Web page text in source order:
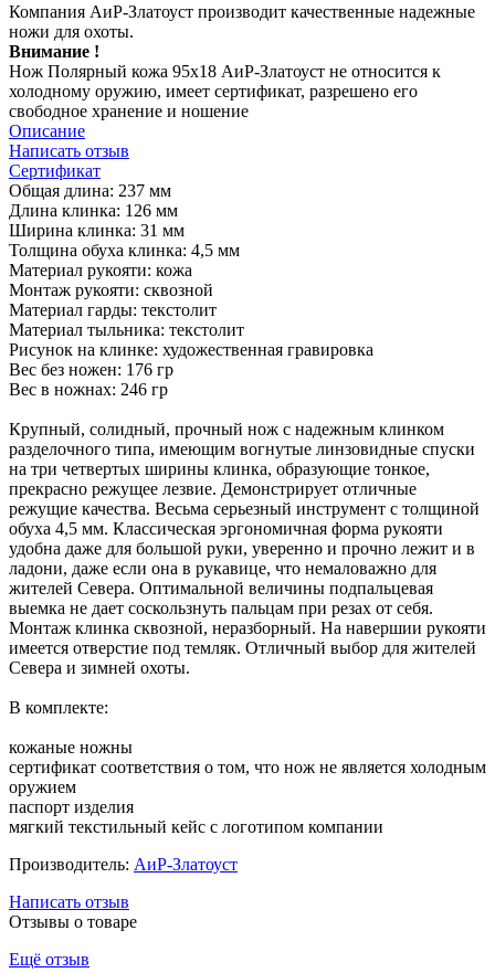
Компания АиР-Златоуст производит качественные надежные
ножи для охоты.
Внимание !
Нож Полярный кожа 95х18 АиР-Златоуст не относится к
холодному оружию, имеет сертификат, разрешено его
свободное хранение и ношение
Описание
Написать отзыв
Сертификат
Общая длина: 237 мм
Длина клинка: 126 мм
Ширина клинка: 31 мм
Толщина обуха клинка: 4,5 мм
Материал рукояти: кожа
Монтаж рукояти: сквозной
Материал гарды: текстолит
Материал тыльника: текстолит
Рисунок на клинке: художественная гравировка
Вес без ножен: 176 гр
Вес в ножнах: 246 гр
Крупный, солидный, прочный нож с надежным клинком
разделочного типа, имеющим вогнутые линзовидные спуски
на три четвертых ширины клинка, образующие тонкое,
прекрасно режущее лезвие. Демонстрирует отличные
режущие качества. Весьма серьезный инструмент с толщиной
обуха 4,5 мм. Классическая эргономичная форма рукояти
удобна даже для большой руки, уверенно и прочно лежит и в
ладони, даже если она в рукавице, что немаловажно для
жителей Севера. Оптимальной величины подпальцевая
выемка не дает соскользнуть пальцам при резах от себя.
Монтаж клинка сквозной, неразборный. На навершии рукояти
имеется отверстие под темляк. Отличный выбор для жителей
Севера и зимней охоты.
В комплекте:
кожаные ножны
сертификат соответствия о том, что нож не является холодным
оружием
паспорт изделия
мягкий текстильный кейс с логотипом компании
Производитель: АиР-Златоуст
Написать отзыв
Отзывы о товаре
Ещё отзыв